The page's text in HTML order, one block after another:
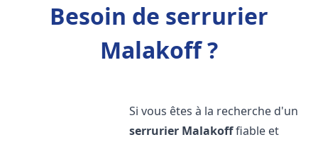
Besoin de serrurier
Malakoff ?
Si vous êtes à la recherche d'un
serrurier Malakofffiable et